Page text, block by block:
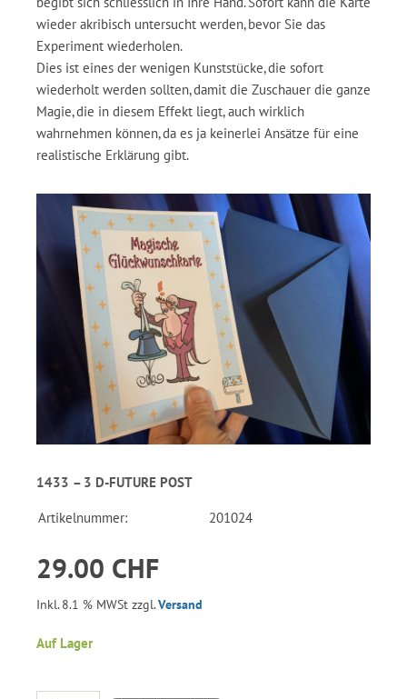
wieder akribisch untersucht werden, bevor Sie das
Experiment wiederholen.
Dies ist eines der wenigen Kunststücke, die sofort
wiederholt werden sollten, damit die Zuschauer die ganze
Magie, die in diesem Effekt liegt, auch wirklich
wahrnehmen können, da es ja keinerlei Ansätze für eine
realistische Erklärung gibt.
1433 – 3 D-FUTURE POST
Artikelnummer: 201024
29.00 CHF
Inkl. 8.1 % MWSt zzgl.Versand
Auf Lager